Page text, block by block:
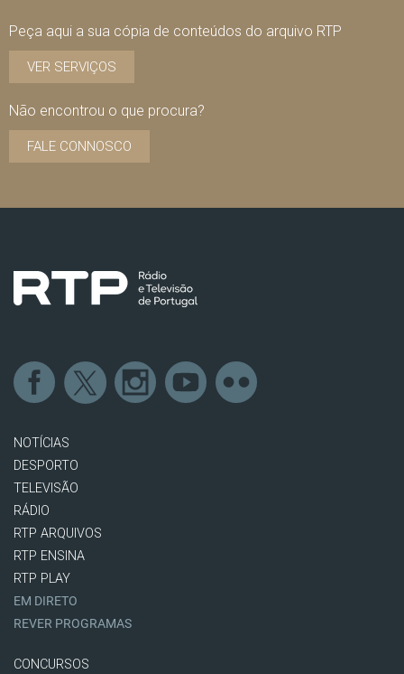
Peça aqui a sua cópia de conteúdos do arquivo RTP
VER SERVIÇOS
Não encontrou o que procura?
FALE CONNOSCO
NOTÍCIAS
DESPORTO
TELEVISÃO
RÁDIO
RTP ARQUIVOS
RTP ENSINA
RTP PLAY
EM DIRETO
REVER PROGRAMAS
CONCURSOS